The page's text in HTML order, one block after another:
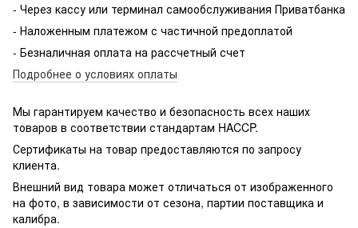
- Через кассу или терминал самообслуживания Приватбанка
- Наложенным платежом с частичной предоплатой
- Безналичная оплата на рассчетный счет
Подробнее о условиях оплаты
Мы гарантируем качество и безопасность всех наших
товаров в соответствии стандартам HACCP.
Сертификаты на товар предоставляются по запросу
клиента.
Внешний вид товара может отличаться от изображенного
на фото, в зависимости от сезона, партии поставщика и
калибра.